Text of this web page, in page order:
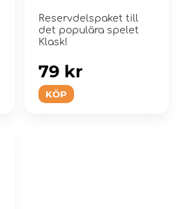
Reservdelspaket till
det populära spelet
Klask!
KÖP
79 kr